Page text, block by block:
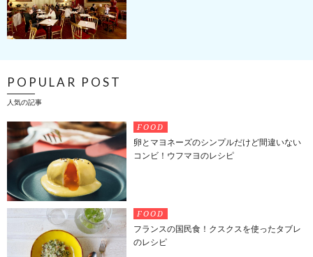
POPULAR POST
人気の記事
FOOD
卵とマヨネーズのシンプルだけど間違いない
コンビ！ウフマヨのレシピ
FOOD
フランスの国民食！クスクスを使ったタブレ
のレシピ